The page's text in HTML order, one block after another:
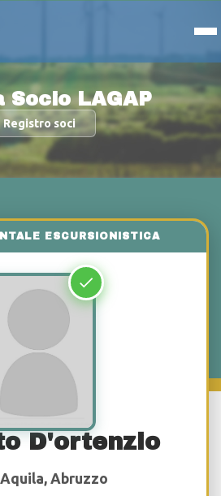
Socio LAGAP
Registro soci
D'ortenzio
Abruzzo